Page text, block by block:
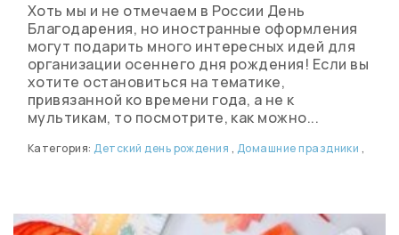
Хоть мы и не отмечаем в России День
Благодарения, но иностранные оформления
могут подарить много интересных идей для
организации осеннего дня рождения! Если вы
хотите остановиться на тематике,
привязанной ко времени года, а не к
мультикам, то посмотрите, как можно...
Категория:Детский день рождения , Домашние праздники ,